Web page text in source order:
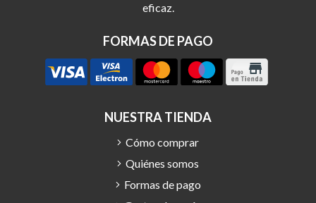
eficaz.
FORMAS DE PAGO
NUESTRA TIENDA
Cómo comprar
Quiénes somos
Formas de pago